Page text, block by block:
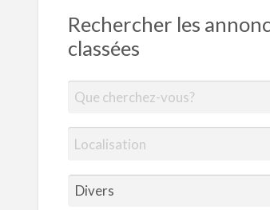
Rechercher les
classées